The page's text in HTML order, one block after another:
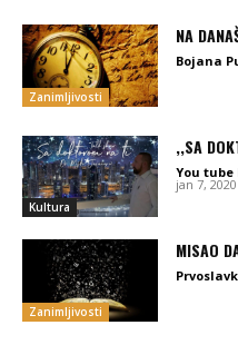
Zanimljivosti
NA
Bojana
Kultura
,,SA
You
jan 7, 2020
Zanimljivosti
MISAO